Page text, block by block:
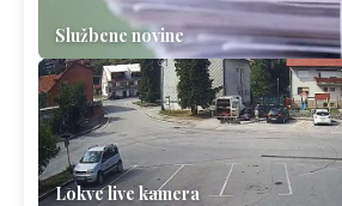
Službene novine
Lokve live kamera